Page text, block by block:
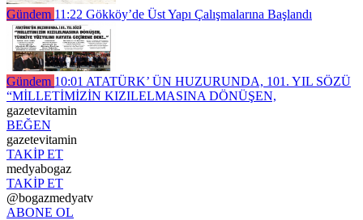
Gündem 11:22 Gökköy’de Üst Yapı Çalışmalarına Başlandı
Gündem 10:01 ATATÜRK’ ÜN HUZURUNDA, 101. YIL SÖZÜ
“MİLLETİMİZİN KIZILELMASINA DÖNÜŞEN,
gazetevitamin
BEĞEN
gazetevitamin
TAKİP ET
medyabogaz
TAKİP ET
@bogazmedyatv
ABONE OL